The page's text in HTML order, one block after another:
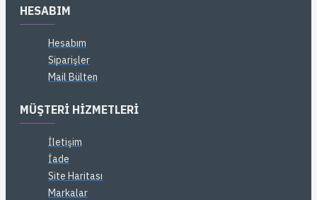
HESABIM
Hesabım
Siparişler
Mail Bülten
MÜŞTERI HIZMETLERI
İletişim
İade
Site Haritası
Markalar